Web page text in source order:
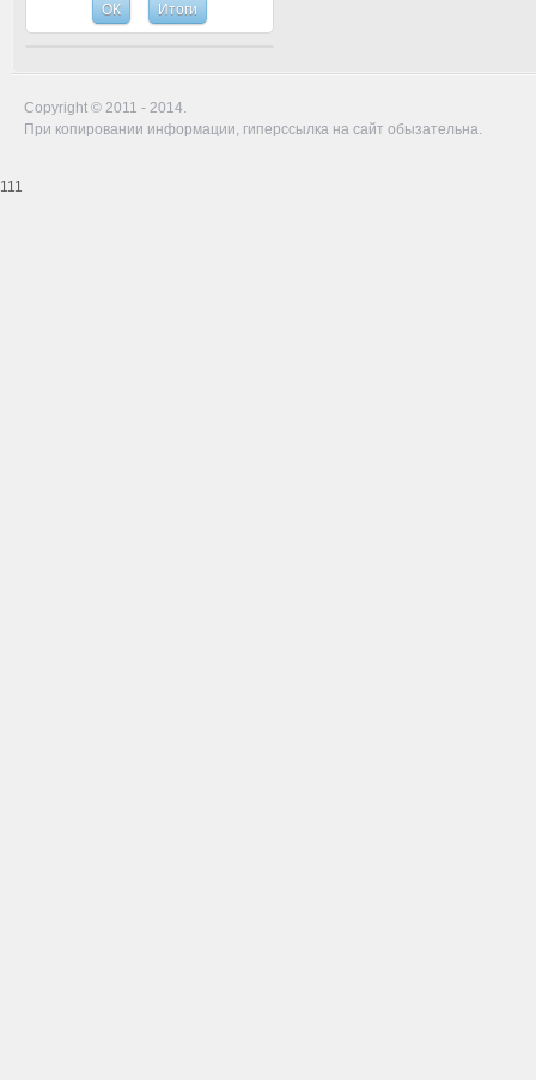
Copyright © 2011 - 2014.
При копировании информации, гиперссылка на сайт обызательна.
111